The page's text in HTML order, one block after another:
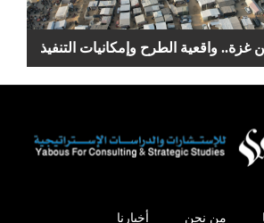
واقعية الطرح وإمكانيات التنفيذ
من نحن أخبارنا